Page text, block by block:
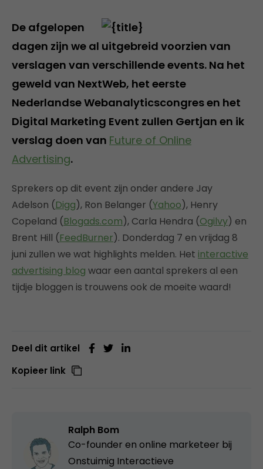
De afgelopen
dagen zijn we al uitgebreid voorzien van
verslagen van verschillende events. Na het
geweld van NextWeb, het eerste
Nederlandse Webanalyticscongres en het
Digital Marketing Event zullen Gertjan en ik
verslag doen van Future of Online
Advertising.
Sprekers op dit event zijn onder andere Jay
Adelson (Digg), Ron Belanger (Yahoo), Henry
Copeland (Blogads.com), Carla Hendra (Ogilvy) en
Brent Hill (FeedBurner). Donderdag 7 en vrijdag 8
juni zullen we wat highlights melden. Het interactive
advertising blog waar een aantal sprekers al een
tijdje bloggen is trouwens ook de moeite waard!
Deel dit artikel
Kopieer link
Ralph Bom
Co-founder en online marketeer bij
Onstuimig Interactieve